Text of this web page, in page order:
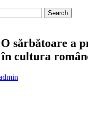
sărbătoare a
cultura